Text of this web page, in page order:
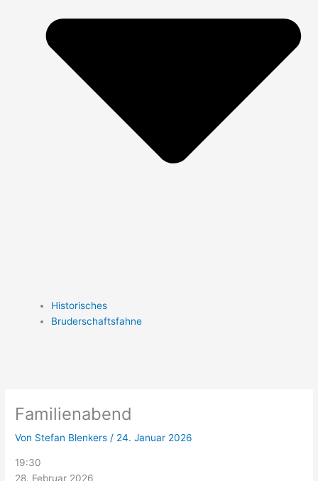
Historisches
Bruderschaftsfahne
Familienabend
Von Stefan Blenkers / 24. Januar 2026
19:30
28. Februar 2026